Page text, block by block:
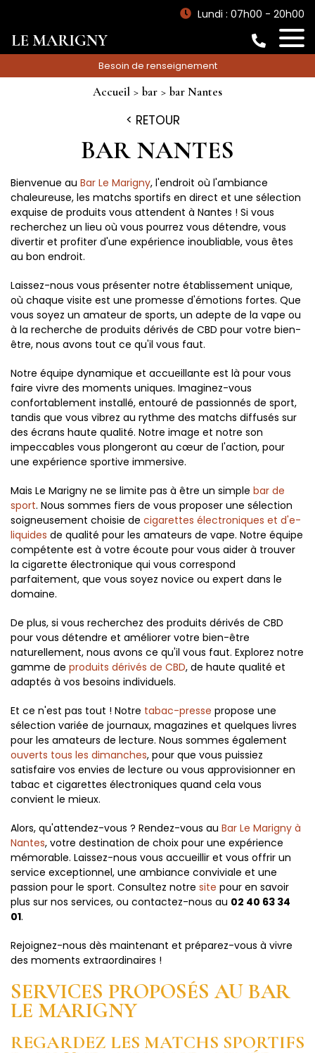
Lundi : 07h00 - 20h00
Besoin de renseignement
Accueil bar bar Nantes
RETOUR
BAR NANTES
Bienvenue au Bar Le Marigny, l'endroit où l'ambiance
chaleureuse, les matchs sportifs en direct et une sélection
exquise de produits vous attendent à Nantes ! Si vous
recherchez un lieu où vous pourrez vous détendre, vous
divertir et profiter d'une expérience inoubliable, vous êtes
au bon endroit.
Laissez-nous vous présenter notre établissement unique,
où chaque visite est une promesse d'émotions fortes. Que
vous soyez un amateur de sports, un adepte de la vape ou
à la recherche de produits dérivés de CBD pour votre bien-
être, nous avons tout ce qu'il vous faut.
Notre équipe dynamique et accueillante est là pour vous
faire vivre des moments uniques. Imaginez-vous
confortablement installé, entouré de passionnés de sport,
tandis que vous vibrez au rythme des matchs diffusés sur
des écrans haute qualité. Notre image et notre son
impeccables vous plongeront au cœur de l'action, pour
une expérience sportive immersive.
Mais Le Marigny ne se limite pas à être un simple bar de
sport. Nous sommes fiers de vous proposer une sélection
soigneusement choisie de cigarettes électroniques et d'e-
liquides de qualité pour les amateurs de vape. Notre équipe
compétente est à votre écoute pour vous aider à trouver
la cigarette électronique qui vous correspond
parfaitement, que vous soyez novice ou expert dans le
domaine.
De plus, si vous recherchez des produits dérivés de CBD
pour vous détendre et améliorer votre bien-être
naturellement, nous avons ce qu'il vous faut. Explorez notre
gamme de produits dérivés de CBD, de haute qualité et
adaptés à vos besoins individuels.
Et ce n'est pas tout ! Notre tabac-presse propose une
sélection variée de journaux, magazines et quelques livres
pour les amateurs de lecture. Nous sommes également
ouverts tous les dimanches, pour que vous puissiez
satisfaire vos envies de lecture ou vous approvisionner en
tabac et cigarettes électroniques quand cela vous
convient le mieux.
Alors, qu'attendez-vous ? Rendez-vous au Bar Le Marigny à
Nantes, votre destination de choix pour une expérience
mémorable. Laissez-nous vous accueillir et vous offrir un
service exceptionnel, une ambiance conviviale et une
passion pour le sport. Consultez notre site pour en savoir
plus sur nos services, ou contactez-nous au 02 40 63 34
01.
Rejoignez-nous dès maintenant et préparez-vous à vivre
des moments extraordinaires !
SERVICES PROPOSÉS AU BAR
LE MARIGNY
REGARDEZ LES MATCHS SPORTIFS